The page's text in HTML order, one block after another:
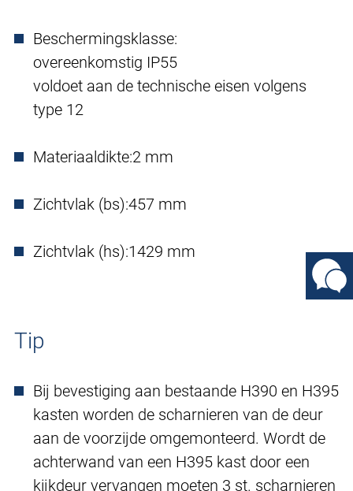
Beschermingsklasse:
overeenkomstig IP55
voldoet aan de technische eisen volgens
type 12
Materiaaldikte:2 mm
Zichtvlak (bs):457 mm
Zichtvlak (hs):1429 mm
Tip
Bij bevestiging aan bestaande H390 en H395
kasten worden de scharnieren van de deur
aan de voorzijde omgemonteerd. Wordt de
achterwand van een H395 kast door een
kijkdeur vervangen moeten 3 st. scharnieren